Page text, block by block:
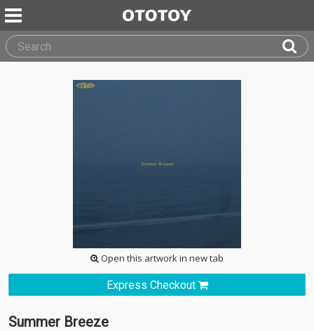
Open this artwork in new tab
Express Checkout
Summer Breeze